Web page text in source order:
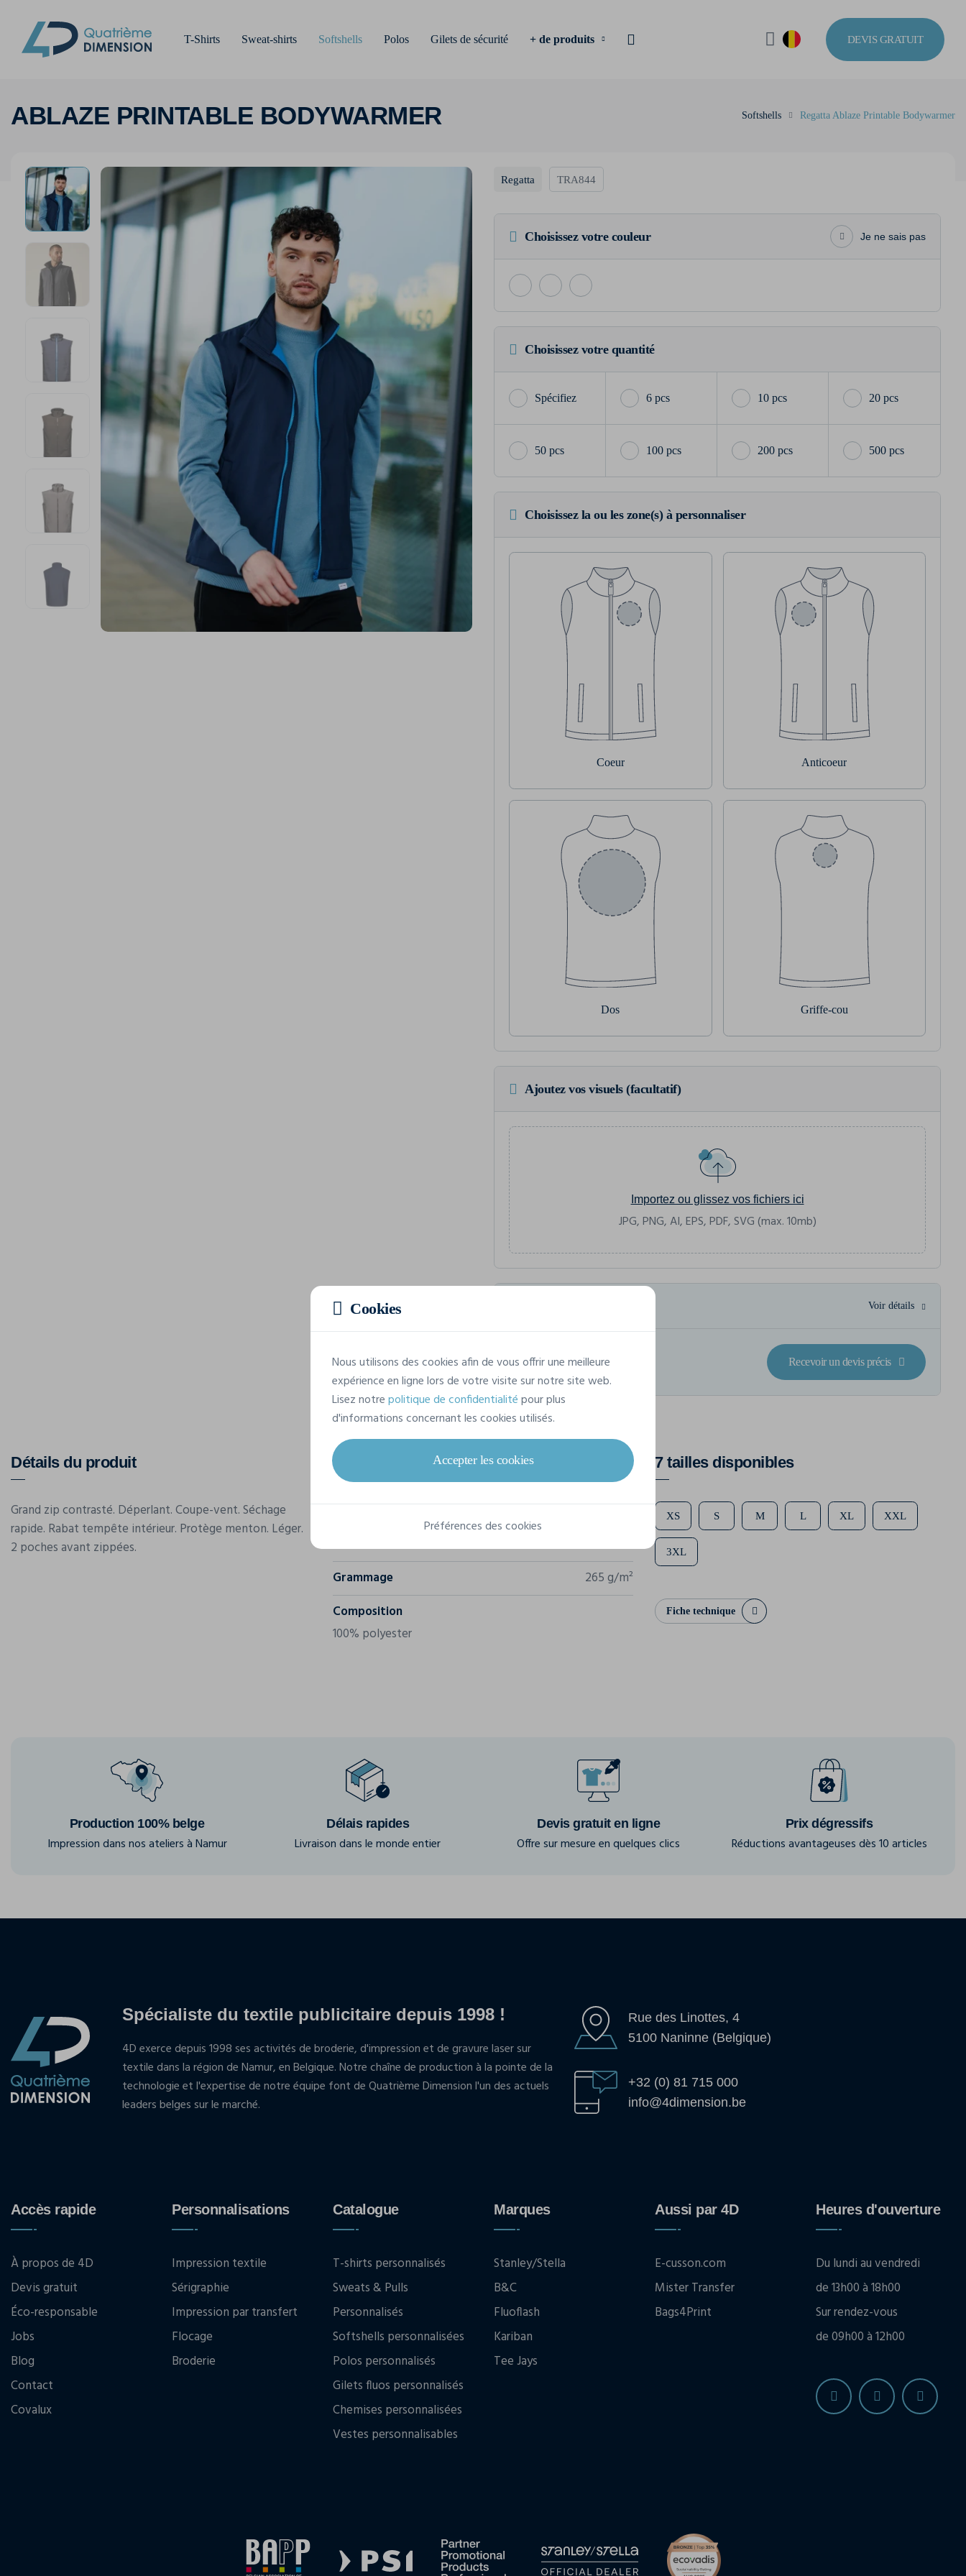
T-Shirts Sweat-shirts Softshells Polos Gilets de sécurité + de produits DEVIS GRATUIT
ABLAZE PRINTABLE BODYWARMER Softshells Regatta Ablaze Printable Bodywarmer
Regatta TRA844
Choisissez votre couleur Je ne sais pas
Choisissez votre quantité
6 pcs 10 pcs 20 pcs
50 pcs 100 pcs 200 pcs 500 pcs
Choisissez la ou les zone(s) à personnaliser
Coeur Anticoeur
Dos Griffe-cou
Ajoutez vos visuels (facultatif)
Importez ou glissez vos fichiers ici
JPG, PNG, AI, EPS, PDF, SVG (max. 10mb)
Voir détails
Recevoir un devis précis
Détails du produit
Grand zip contrasté. Déperlant. Coupe-vent. Séchage
rapide. Rabat tempête intérieur. Protège menton. Léger.
2 poches avant zippées.
Caractéristiques
Marque
Regatta
Référence
TRA844
Grammage
265 g/m²
Composition
100% polyester
7 tailles disponibles
XS S M L XL XXL
3XL
Fiche technique
Production 100% belge
Impression dans nos ateliers à Namur
Délais rapides
Livraison dans le monde entier
Devis gratuit en ligne
Offre sur mesure en quelques clics
Prix dégressifs
Réductions avantageuses dès 10 articles
Spécialiste du textile publicitaire depuis 1998 !
4D exerce depuis 1998 ses activités de broderie, d'impression et de gravure laser sur
textile dans la région de Namur, en Belgique. Notre chaîne de production à la pointe de la
technologie et l'expertise de notre équipe font de Quatrième Dimension l'un des actuels
leaders belges sur le marché.
Rue des Linottes, 4
5100 Naninne (Belgique)
+32 (0) 81 715 000
info@4dimension.be
Accès rapide
À propos de 4D
Devis gratuit
Éco-responsable
Jobs
Blog
Contact
Covalux
Personnalisations
Impression textile
Sérigraphie
Impression par transfert
Flocage
Broderie
Catalogue
T-shirts personnalisés
Sweats & Pulls
Personnalisés
Softshells personnalisées
Polos personnalisés
Gilets fluos personnalisés
Chemises personnalisées
Vestes personnalisables
Marques
Stanley/Stella
B&C
Fluoflash
Kariban
Tee Jays
Aussi par 4D
E-cusson.com
Mister Transfer
Bags4Print
Heures d'ouverture
Du lundi au vendredi
de 13h00 à 18h00
Sur rendez-vous
de 09h00 à 12h00
Cookies
Nous utilisons des cookies afin de vous offrir une meilleure
expérience en ligne lors de votre visite sur notre site web.
Lisez notrepolitique de confidentialitépour plus
d'informations concernant les cookies utilisés.
Accepter les cookies
Préférences des cookies